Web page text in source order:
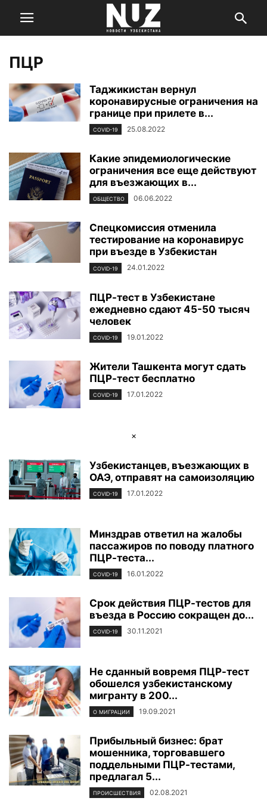
ПЦР
Таджикистан вернул
коронавирусные ограничения на
границе при прилете в...
COVID-19 25.08.2022
Какие эпидемиологические
ограничения все еще действуют
для въезжающих в...
ОБЩЕСТВО 06.06.2022
Спецкомиссия отменила
тестирование на коронавирус
при въезде в Узбекистан
COVID-19 24.01.2022
ПЦР-тест в Узбекистане
ежедневно сдают 45-50 тысяч
человек
COVID-19 19.01.2022
Жители Ташкента могут сдать
ПЦР-тест бесплатно
COVID-19 17.01.2022
×
Узбекистанцев, въезжающих в
ОАЭ, отправят на самоизоляцию
COVID-19 17.01.2022
Минздрав ответил на жалобы
пассажиров по поводу платного
ПЦР-теста...
COVID-19 16.01.2022
Срок действия ПЦР-тестов для
въезда в Россию сокращен до...
COVID-19 30.11.2021
Не сданный вовремя ПЦР-тест
обошелся узбекистанскому
мигранту в 200...
О МИГРАЦИИ 19.09.2021
Прибыльный бизнес: брат
мошенника, торговавшего
поддельными ПЦР-тестами,
предлагал 5...
ПРОИСШЕСТВИЯ 02.08.2021